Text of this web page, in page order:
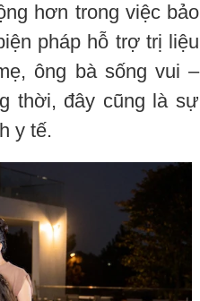
hơn trong việc bảo
pháp hỗ trợ trị liệu
ông bà sống vui –
thời, đây cũng là sự
y tế.